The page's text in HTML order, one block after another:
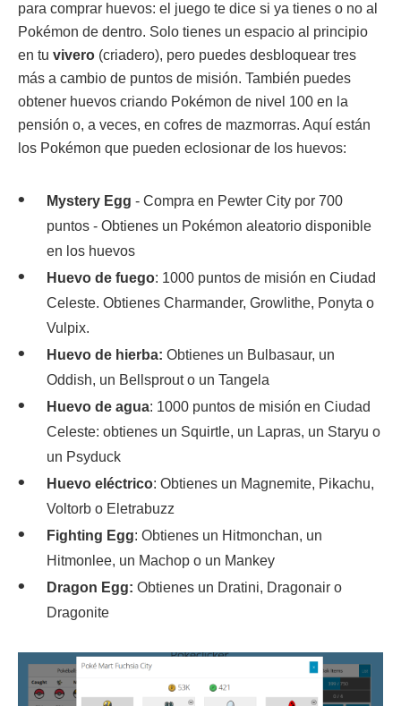
para comprar huevos: el juego te dice si ya tienes o no al
Pokémon de dentro. Solo tienes un espacio al principio
en tu vivero (criadero), pero puedes desbloquear tres
más a cambio de puntos de misión. También puedes
obtener huevos criando Pokémon de nivel 100 en la
pensión o, a veces, en cofres de mazmorras. Aquí están
los Pokémon que pueden eclosionar de los huevos:
Mystery Egg - Compra en Pewter City por 700
puntos - Obtienes un Pokémon aleatorio disponible
en los huevos
Huevo de fuego: 1000 puntos de misión en Ciudad
Celeste. Obtienes Charmander, Growlithe, Ponyta o
Vulpix.
Huevo de hierba: Obtienes un Bulbasaur, un
Oddish, un Bellsprout o un Tangela
Huevo de agua: 1000 puntos de misión en Ciudad
Celeste: obtienes un Squirtle, un Lapras, un Staryu o
un Psyduck
Huevo eléctrico: Obtienes un Magnemite, Pikachu,
Voltorb o Eletrabuzz
Fighting Egg: Obtienes un Hitmonchan, un
Hitmonlee, un Machop o un Mankey
Dragon Egg: Obtienes un Dratini, Dragonair o
Dragonite